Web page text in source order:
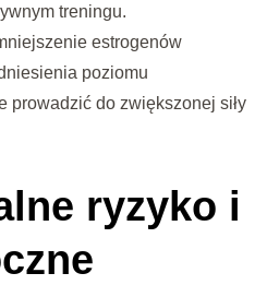
treningu.
estrogenów
poziomu
prowadzić do zwiększonej siły
ryzyko i